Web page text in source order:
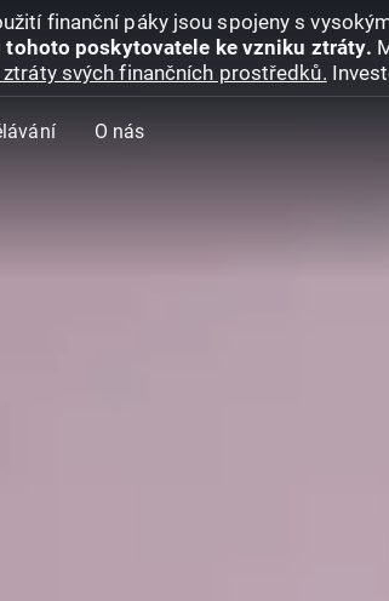
finanční páky jsou spojeny s
poskytovatele ke vzniku ztráty.
svých finančních prostředků.
O nás